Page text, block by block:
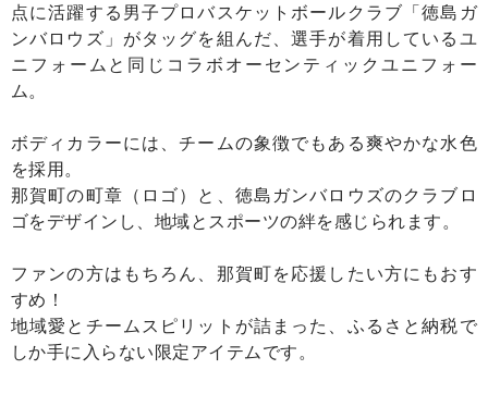
点に活躍する男子プロバスケットボールクラブ「徳島ガ
ンバロウズ」がタッグを組んだ、選手が着用しているユ
ニフォームと同じコラボオーセンティックユニフォー
ム。
ボディカラーには、チームの象徴でもある爽やかな水色
を採用。
那賀町の町章（ロゴ）と、徳島ガンバロウズのクラブロ
ゴをデザインし、地域とスポーツの絆を感じられます。
ファンの方はもちろん、那賀町を応援したい方にもおす
すめ！
地域愛とチームスピリットが詰まった、ふるさと納税で
しか手に入らない限定アイテムです。